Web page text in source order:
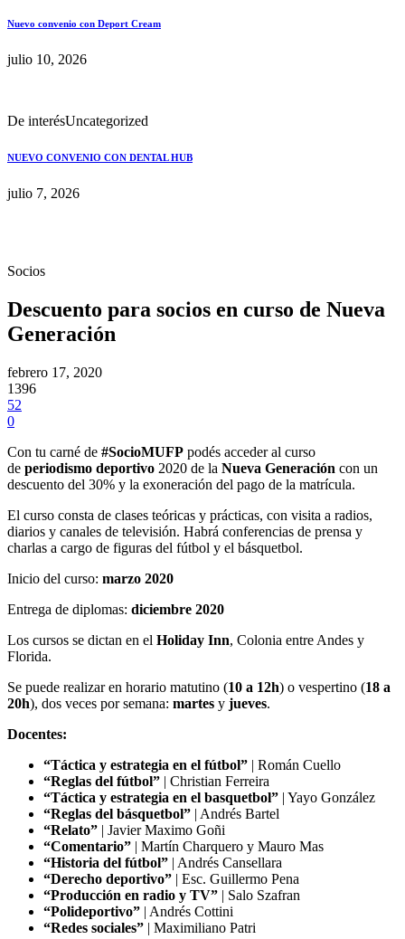
Nuevo convenio con Deport Cream
julio 10, 2026
De interésUncategorized
NUEVO CONVENIO CON DENTAL HUB
julio 7, 2026
Socios
Descuento para socios en curso de Nueva
Generación
febrero 17, 2020
1396
52
0
Con tu carné de #SocioMUFP podés acceder al curso
de periodismo deportivo 2020 de la Nueva Generación con un
descuento del 30% y la exoneración del pago de la matrícula.
El curso consta de clases teóricas y prácticas, con visita a radios,
diarios y canales de televisión. Habrá conferencias de prensa y
charlas a cargo de figuras del fútbol y el básquetbol.
Inicio del curso: marzo 2020
Entrega de diplomas: diciembre 2020
Los cursos se dictan en el Holiday Inn, Colonia entre Andes y
Florida.
Se puede realizar en horario matutino (10 a 12h) o vespertino (18 a
20h), dos veces por semana: martes y jueves.
Docentes:
“Táctica y estrategia en el fútbol” | Román Cuello
“Reglas del fútbol” | Christian Ferreira
“Táctica y estrategia en el basquetbol” | Yayo González
“Reglas del básquetbol” | Andrés Bartel
“Relato” | Javier Maximo Goñi
“Comentario” | Martín Charquero y Mauro Mas
“Historia del fútbol” | Andrés Cansellara
“Derecho deportivo” | Esc. Guillermo Pena
“Producción en radio y TV” | Salo Szafran
“Polideportivo” | Andrés Cottini
“Redes sociales” | Maximiliano Patri